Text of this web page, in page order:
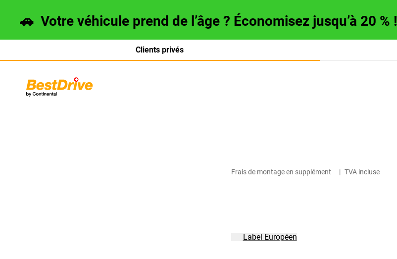
🚗 Votre véhicule prend de l’âge ? Économisez jusqu’à 20 % !
Clients privés
Deutsch
Frais de montage en supplément | TVA incluse
Label Européen